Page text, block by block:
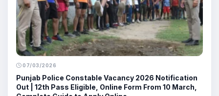
07/03/2026
Punjab Police Constable Vacancy 2026 Notification
Out | 12th Pass Eligible, Online Form From 10 March,